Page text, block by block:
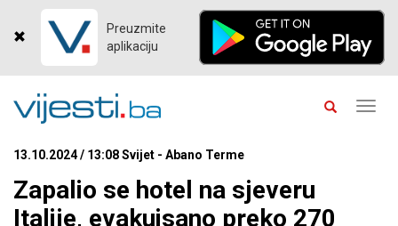
Preuzmite
aplikaciju
13.10.2024 / 13:08 Svijet - Abano Terme
Zapalio se hotel na sjeveru
Italije, evakuisano preko 270